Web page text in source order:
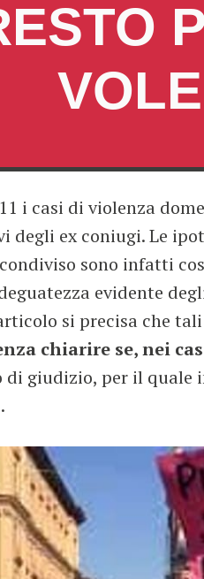
i casi di violenza
degli ex coniugi. Le
sono infatti
evidente
si precisa che
chiarire se, nei
di giudizio, per il quale